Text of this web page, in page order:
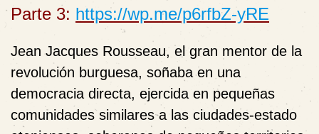
Parte 3: https://wp.me/p6rfbZ-yRE
Jean Jacques Rousseau, el gran mentor de la
revolución burguesa, soñaba en una
democracia directa, ejercida en pequeñas
comunidades similares a las ciudades-estado